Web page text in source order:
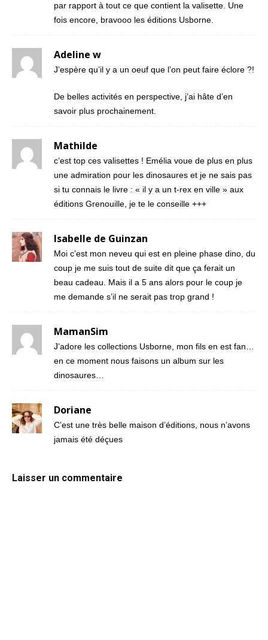
par rapport à tout ce que contient la valisette. Une
fois encore, bravooo les éditions Usborne.
Adeline w
J’espère qu’il y a un oeuf que l’on peut faire éclore ?!
De belles activités en perspective, j’ai hâte d’en
savoir plus prochainement.
Mathilde
c’est top ces valisettes ! Emélia voue de plus en plus
une admiration pour les dinosaures et je ne sais pas
si tu connais le livre : « il y a un t-rex en ville » aux
éditions Grenouille, je te le conseille +++
Isabelle de Guinzan
Moi c’est mon neveu qui est en pleine phase dino, du
coup je me suis tout de suite dit que ça ferait un
beau cadeau. Mais il a 5 ans alors pour le coup je
me demande s’il ne serait pas trop grand !
MamanSim
J’adore les collections Usborne, mon fils en est fan…
en ce moment nous faisons un album sur les
dinosaures…
Doriane
C’est une très belle maison d’éditions, nous n’avons
jamais été déçues
Laisser un commentaire